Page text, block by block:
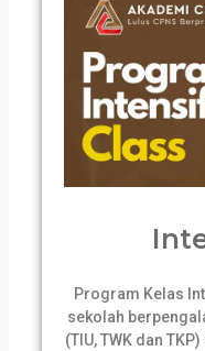
Program Kelas
sekolah
(TIU, TWK dan